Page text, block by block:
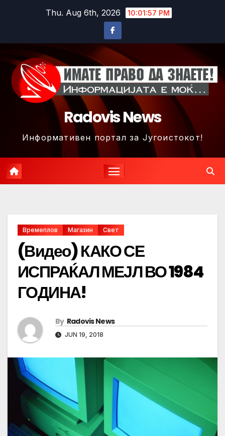
Thu. Aug 6th, 2026 10:02:00 PM
Radovis News
Информативен портал за Југоистокот!
Времеплов Магазин Свет
(Видео) КАКО СЕ
ИСПРАЌАЛ МЕЈЛ ВО 1984
ГОДИНА!
By Radovis News
JUN 19, 2018